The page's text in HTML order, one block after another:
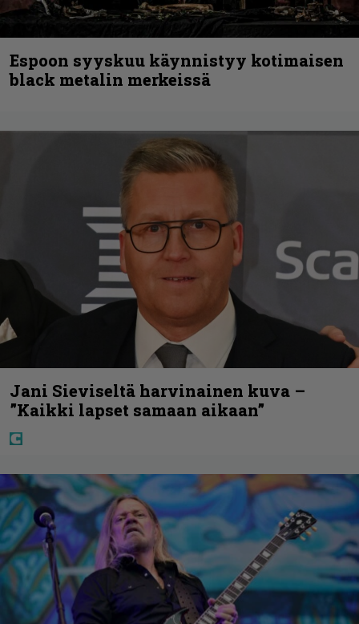
Espoon syyskuu käynnistyy kotimaisen
black metalin merkeissä
Jani Sieviseltä harvinainen kuva –
”Kaikki lapset samaan aikaan”